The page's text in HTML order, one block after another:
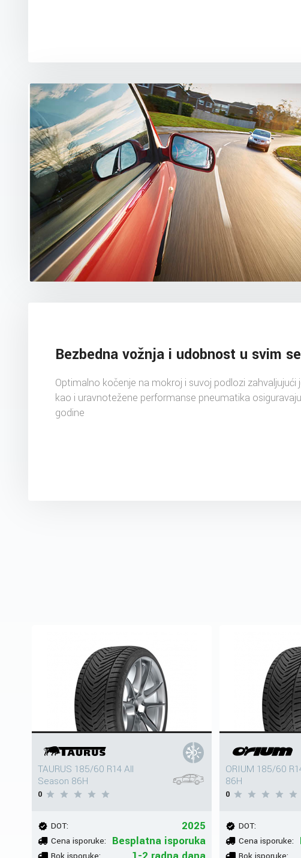
Bezbedna vožnja i udobnost u svim
Optimalno kočenje na mokroj i suvoj podlozi zahvaljujući
kao i uravnotežene performanse pneumatika
godine
TAURUS 185/60 R14 All
Season 86H
0
DOT: 2025
Cena isporuke: Besplatna isporuka
ORIUM 185/60
86H
0
DOT:
Cena isporuke: